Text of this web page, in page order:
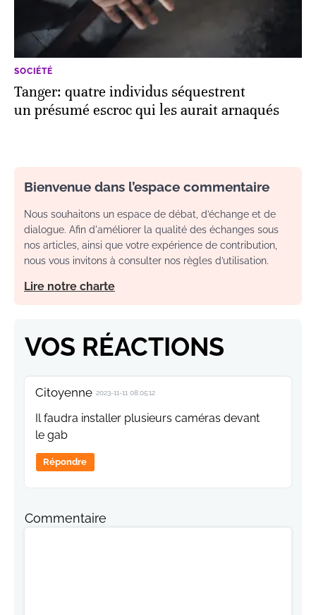
SOCIÉTÉ
Tanger: quatre individus séquestrent
un présumé escroc qui les aurait arnaqués
Bienvenue dans l’espace commentaire
Nous souhaitons un espace de débat, d’échange et de
dialogue. Afin d'améliorer la qualité des échanges sous
nos articles, ainsi que votre expérience de contribution,
nous vous invitons à consulter nos règles d’utilisation.
Lire notre charte
VOS RÉACTIONS
Citoyenne 2023-11-11 08:05:12
Il faudra installer plusieurs caméras devant
le gab
Répondre
Commentaire